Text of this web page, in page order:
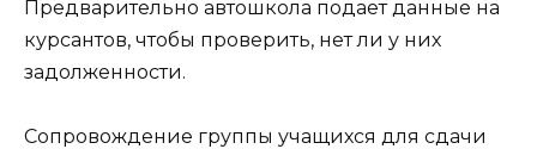
Предварительно автошкола подает данные на
курсантов, чтобы проверить, нет ли у них
задолженности.
Сопровождение группы учащихся для сдачи